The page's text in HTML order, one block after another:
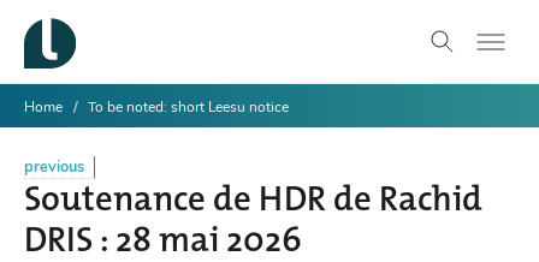
Home To be noted: short Leesu notice
previous
Soutenance de HDR de Rachid
DRIS : 28 mai 2026